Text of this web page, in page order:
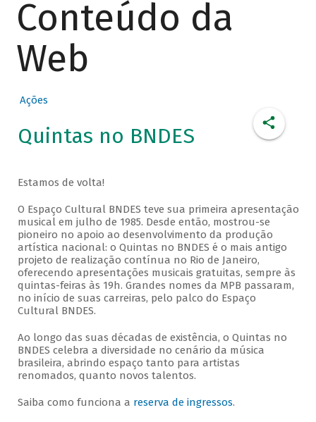
Conteúdo da
Web
Ações
Quintas no BNDES
Estamos de volta!
O Espaço Cultural BNDES teve sua primeira apresentação
musical em julho de 1985. Desde então, mostrou-se
pioneiro no apoio ao desenvolvimento da produção
artística nacional: o Quintas no BNDES é o mais antigo
projeto de realização contínua no Rio de Janeiro,
oferecendo apresentações musicais gratuitas, sempre às
quintas-feiras às 19h. Grandes nomes da MPB passaram,
no início de suas carreiras, pelo palco do Espaço
Cultural BNDES.
Ao longo das suas décadas de existência, o Quintas no
BNDES celebra a diversidade no cenário da música
brasileira, abrindo espaço tanto para artistas
renomados, quanto novos talentos.
Saiba como funciona a reserva de ingressos.